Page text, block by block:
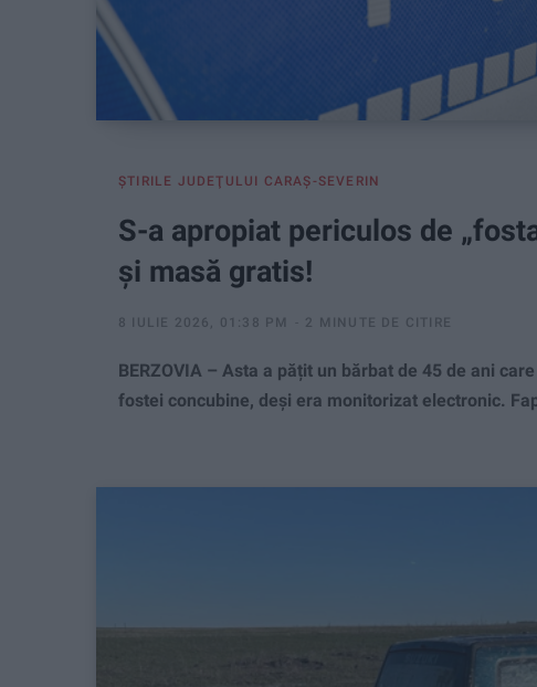
ŞTIRILE JUDEŢULUI CARAŞ-SEVERIN
S-a apropiat periculos de
și masă gratis!
8 IULIE 2026, 01:38 PM 2 MINUTE DE CITIRE
BERZOVIA – Asta a pățit un bărbat de 45 de ani
fostei concubine, deși era monitorizat electronic.